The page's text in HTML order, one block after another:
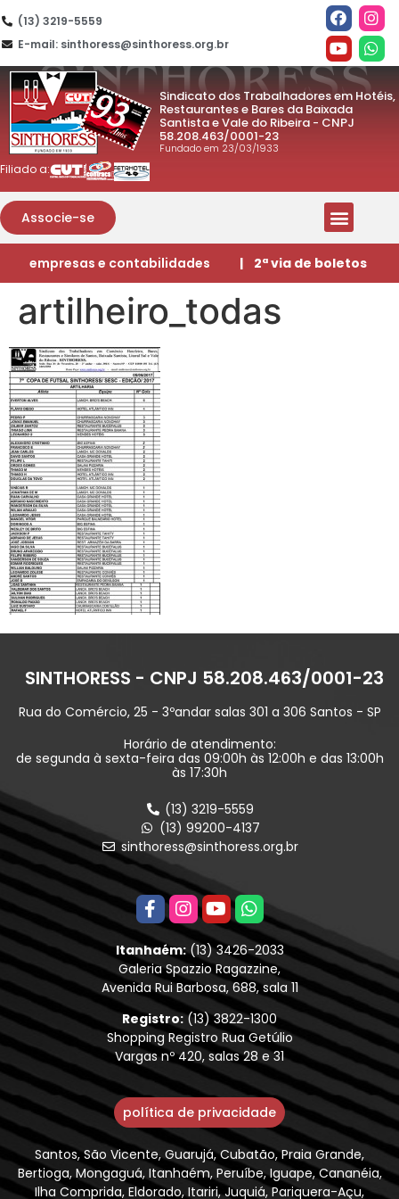
(13) 3219-5559
E-mail: sinthoress@sinthoress.org.br
Sindicato dos Trabalhadores em Hotéis,
Restaurantes e Bares da Baixada
Santista e Vale do Ribeira - CNPJ
58.208.463/0001-23
Fundado em 23/03/1933
Filiado a:
Associe-se
empresas e contabilidades | 2ª via de boletos
artilheiro_todas
SINTHORESS - CNPJ 58.208.463/0001-23
Rua do Comércio, 25 - 3ºandar salas 301 a 306 Santos - SP
Horário de atendimento:
de segunda à sexta-feira das 09:00h às 12:00h e das 13:00h
às 17:30h
(13) 3219-5559
(13) 99200-4137
sinthoress@sinthoress.org.br
Itanhaém:(13) 3426-2033
Galeria Spazzio Ragazzine,
Avenida Rui Barbosa, 688, sala 11
Registro:(13) 3822-1300
Shopping Registro Rua Getúlio
Vargas nº 420, salas 28 e 31
política de privacidade
Santos, São Vicente, Guarujá, Cubatão, Praia Grande,
Bertioga, Mongaguá, Itanhaém, Peruíbe, Iguape, Cananéia,
Ilha Comprida, Eldorado, Itariri, Juquiá, Pariquera-Açu,